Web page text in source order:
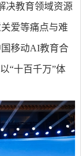
决教育领域资源
爱等痛点与难
移动AI教育合
“十百千万”体